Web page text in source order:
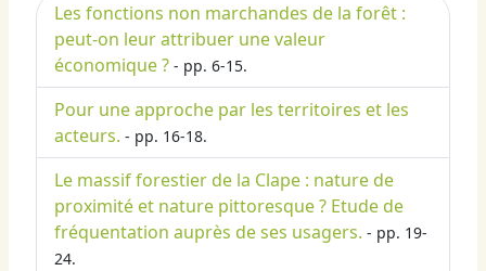
Les fonctions non marchandes de la forêt :
peut-on leur attribuer une valeur
économique ? - pp. 6-15.
Pour une approche par les territoires et les
acteurs. - pp. 16-18.
Le massif forestier de la Clape : nature de
proximité et nature pittoresque ? Etude de
fréquentation auprès de ses usagers. - pp. 19-
24.